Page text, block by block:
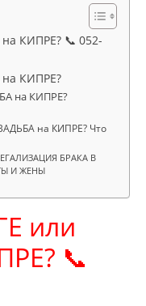
КИПРЕ? 📞 052-
КИПРЕ?
на КИПРЕ?
на КИПРЕ? Что
БРАКА В
И ЖЕНЫ
или
📞